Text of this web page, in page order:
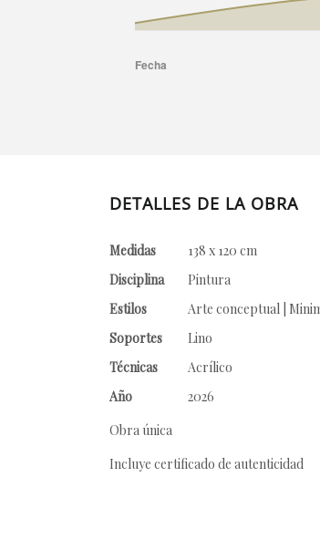
DETALLES DE LA OBRA
Medidas
138 x 120 cm
Disciplina
Pintura
Estilos
Arte conceptual |
Soportes
Lino
Técnicas
Acrílico
Año
2026
Obra única
Incluye certificado de autenticidad